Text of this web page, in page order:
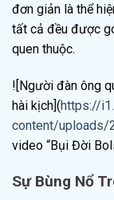
đơn giản là thể
tất cả đều được
quen thuộc.
![Người đàn ông
hài kịch](https://
content/uploads/
video “Bụi Đời
Sự Bùng Nổ